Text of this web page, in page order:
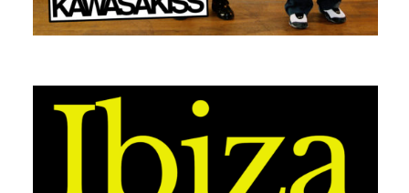
ANTONIN APPAIX
IBIZA (SUMMER 24 EDITION)